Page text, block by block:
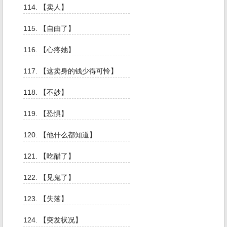
114. 【卖人】
115. 【自由了】
116. 【心疼她】
117. 【这卖身的钱少得可怜】
118. 【不妙】
119. 【恐惧】
120. 【他什么都知道】
121. 【吃醋了】
122. 【见鬼了】
123. 【失落】
124. 【突发状况】